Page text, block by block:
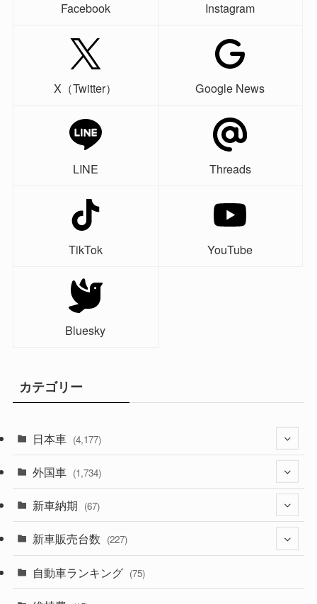
Facebook Instagram
X（Twitter） Google News
LINE Threads
TikTok YouTube
Bluesky
カテゴリー
日本車 (4,177)
(1,323)
(330)
(526)
(357)
外国車 (1,734)
(242)
新車納期 (67)
(28)
(8)
新車販売台数 (227)
(21)
自動車ランキング (75)